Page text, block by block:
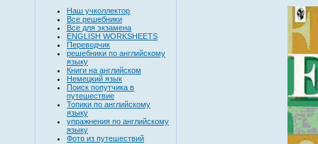
Наш учколлектор
Все решебники
Все для экзамена
ENGLISH WORKSHEETS
Переводчик
решебники по английскому
языку
Книги на английском
Немецкий язык
Поиск попутчика в
путешествие
Топики по английскому
языку
упражнения по английскому
языку
Фото из путешествий